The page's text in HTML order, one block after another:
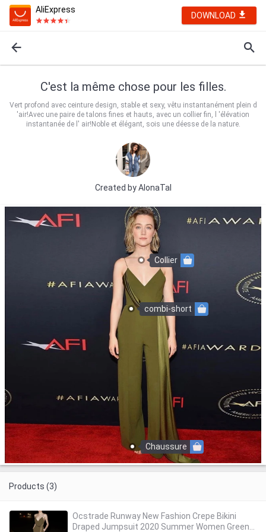
AliExpress
DOWNLOAD
C'est la même chose pour les filles.
Vert profond avec ceinture design, stable et sexy, vêtu instantanément plein d
'air!Avec une paire de talons fines et hauts, avec un collier fin, l 'élévation
instantanée de l' air!Noble et élégant, sois une déesse de la nature.
Created byAlonaTal
combi-short
Collier
Chaussure
Products (3)
Ocstrade Runway New Fashion Crepe Bikini
Draped Jumpsuit 2020 Summer Women Green